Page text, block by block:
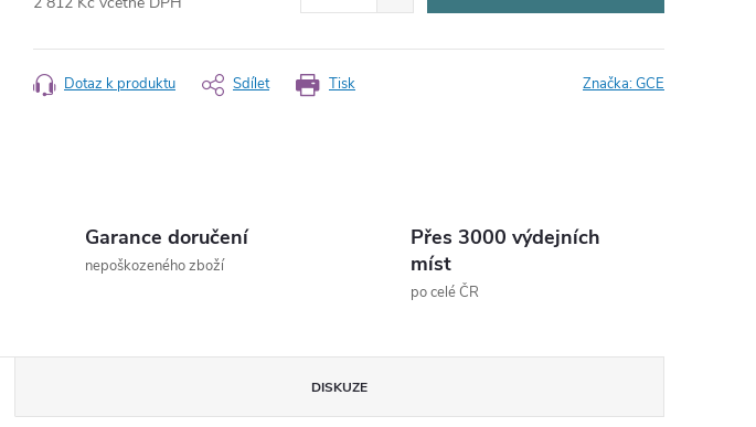
cena:
Tisk
Dotaz k produktu Sdílet Značka:GCE
Garance doručení
nepoškozeného zboží
Přes 3000 výdejních
míst
po celé ČR
DISKUZE